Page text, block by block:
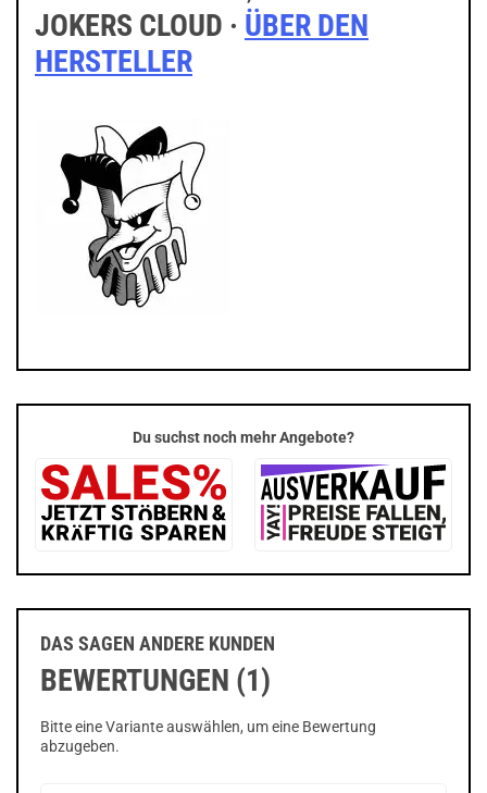
JOKERS CLOUD · ÜBER DEN
HERSTELLER
Du suchst noch mehr Angebote?
DAS SAGEN ANDERE KUNDEN
BEWERTUNGEN (1)
Bitte eine Variante auswählen, um eine Bewertung
abzugeben.